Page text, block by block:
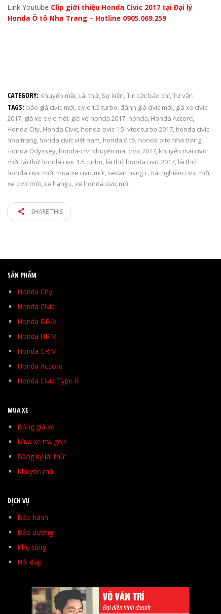
Link Youtube Clip giới thiệu Honda Civic 2017 tại Đại lý
Honda Ô tô Nha Trang – Hotline 0905.069.259
CATEGORY: Khuyến mãi, Lái thử, Sự kiện,Tin tức báo chí,Tư vấn
TAGS: báo giá civic mới, civic 1.5 turbo,đánh giá civic mới, giá xe civic
2017, giá xe civic mới, giá xe honda 2017, honda, Honda Accord,
Honda City, Honda Civic, honda civic 1.5l vtec turbo 2017, honda civic
nha trang, honda civic việt nam, honda ô tô, honda o to nha trang,
Honda Odyssey, honda-crv, khuyến mãi civic 2017, khuyến mãi civic
mới, lái thử honda civic 1.5 turbo, lái thử honda civic 2017, lái thử
honda civic mới, mua xe civic mới, sedan hạng c,trải nghiệm civic mới,
xe civic mới,xe hạng c,xe honda civic mới
SHARE THIS
SẢN PHẨM
Honda City
Honda Civic
Honda BR-V
Honda HR-V
Honda CR-V
Honda Accord
Honda Civic Type R
MUA XE
Bảng giá xe
Mua xe trả góp
Đăng ký lái thử
Khuyến mãi
DỊCH VỤ
Bảo hành
Bảo dưỡng
Phụ tùng
Hỏi đáp